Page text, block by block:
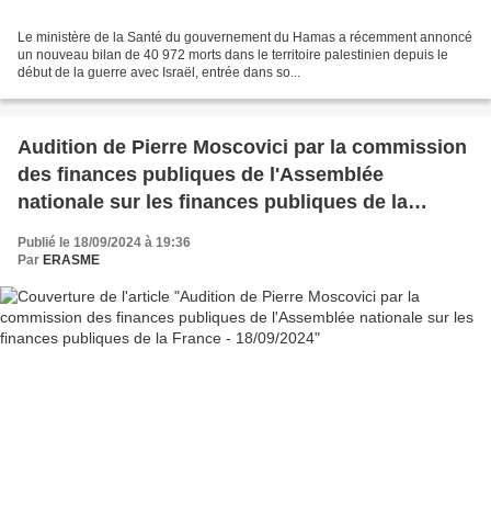
Le ministère de la Santé du gouvernement du Hamas a récemment annoncé
un nouveau bilan de 40 972 morts dans le territoire palestinien depuis le
début de la guerre avec Israël, entrée dans so...
Audition de Pierre Moscovici par la commission
des finances publiques de l'Assemblée
nationale sur les finances publiques de la
France - 18/09/2024
Publié le 18/09/2024 à 19:36
Par ERASME